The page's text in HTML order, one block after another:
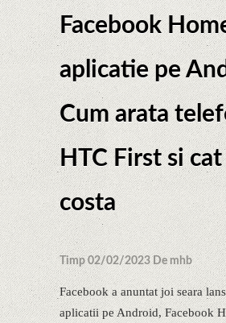
Facebook
aplicatie pe
Cum arata
HTC First si cat
costa
Timp 02/02/2023 De mhb
Facebook a anuntat joi seara
aplicatii pe Android, Facebook